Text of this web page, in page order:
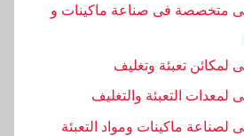
متخصصة فى صناعة ماكينات و
تعبئة وتغليف
التعبئة والتغليف
ماكينات ومواد التعبئة